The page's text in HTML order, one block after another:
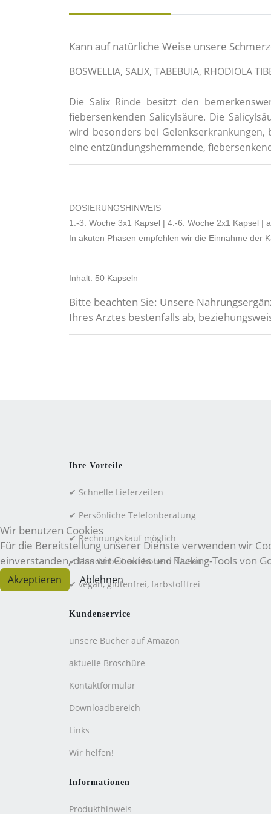
Kann auf natürliche Weise unsere
BOSWELLIA, SALIX, TABEBUIA, RHODIOLA
Die Salix Rinde besitzt den
fiebersenkenden Salicylsäure. Die
wird besonders bei
eine entzündungshemmende,
DOSIERUNGSHINWEIS
1.-3. Woche 3x1 Kapsel | 4.-6. Woche 2x1 Kapsel |
In akuten Phasen empfehlen wir die Einnahme der
Inhalt: 50 Kapseln
Bitte beachten Sie: Unsere
Ihres Arztes bestenfalls ab,
Ihre Vorteile
✔ Schnelle Lieferzeiten
✔ Persönliche Telefonberatung
✔ Rechnungskauf möglich
✔ Handarbeit auf hohem Niveau
✔ vegan, glutenfrei, farbstofffrei
Kundenservice
unsere Bücher auf Amazon
aktuelle Broschüre
Kontaktformular
Downloadbereich
Links
Wir helfen!
Informationen
Produkthinweis
Wir benutzen Cookies
Für die Bereitstellung unserer Dienste verwenden wir
einverstanden, dass wir Cookies und Tacking-Tools von
Akzeptieren Ablehnen